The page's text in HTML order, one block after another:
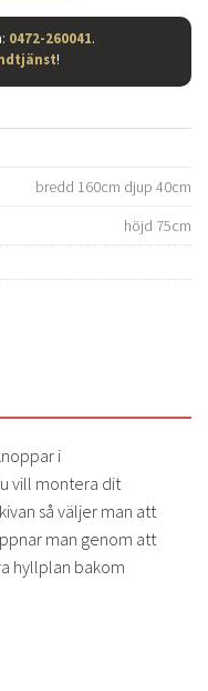
0472-260041.
!
bredd 160cm djup 40cm
höjd 75cm
i
vill montera dit
så väljer man att
man genom att
hyllplan bakom